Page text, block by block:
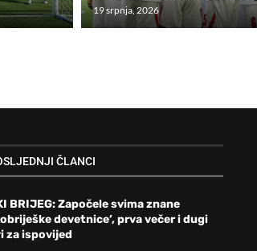
19 srpnja, 2026
ČLANCI
BRIJEG: Započele svima znane
devetnice’, prva večer i dugi
za ispovijed